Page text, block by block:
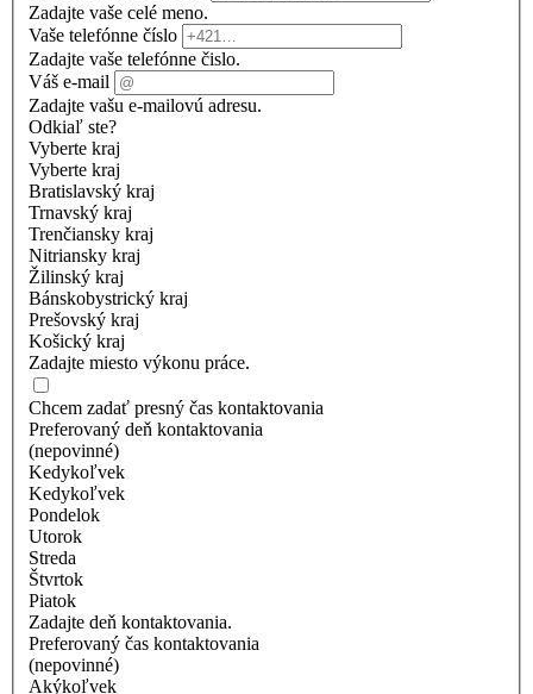
Zadajte vaše celé meno.
Vaše telefónne číslo
Zadajte vaše telefónne čislo.
Váš e-mail
Zadajte vašu e-mailovú adresu.
Odkiaľ ste?
Vyberte kraj
Vyberte kraj
Bratislavský kraj
Trnavský kraj
Trenčiansky kraj
Nitriansky kraj
Žilinský kraj
Bánskobystrický kraj
Prešovský kraj
Košický kraj
Zadajte miesto výkonu práce.
Chcem zadať presný čas kontaktovania
Preferovaný deň kontaktovania
(nepovinné)
Kedykoľvek
Kedykoľvek
Pondelok
Utorok
Streda
Štvrtok
Piatok
Zadajte deň kontaktovania.
Preferovaný čas kontaktovania
(nepovinné)
Akýkoľvek